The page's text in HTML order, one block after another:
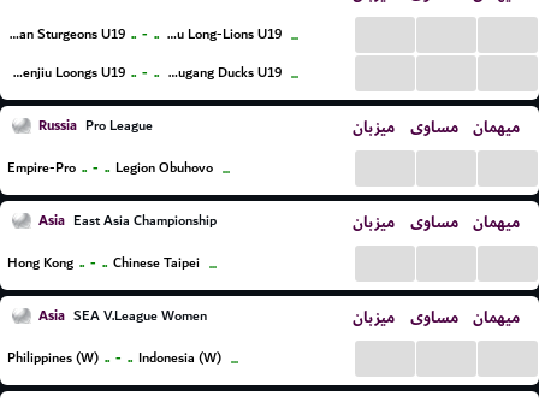
Fujian Sturgeons U19 .. - .. Guangzhou Long-Lions U19 ...
Shanxi Fenjiu Loongs U19 .. - .. Beijing Shougang Ducks U19 ...
Russia Pro League میزبان مساوی میهمان
Empire-Pro .. - .. Legion Obuhovo ...
Asia East Asia Championship میزبان مساوی میهمان
Hong Kong .. - .. Chinese Taipei ...
Asia SEA V.League Women میزبان مساوی میهمان
Philippines (W) .. - .. Indonesia (W) ...